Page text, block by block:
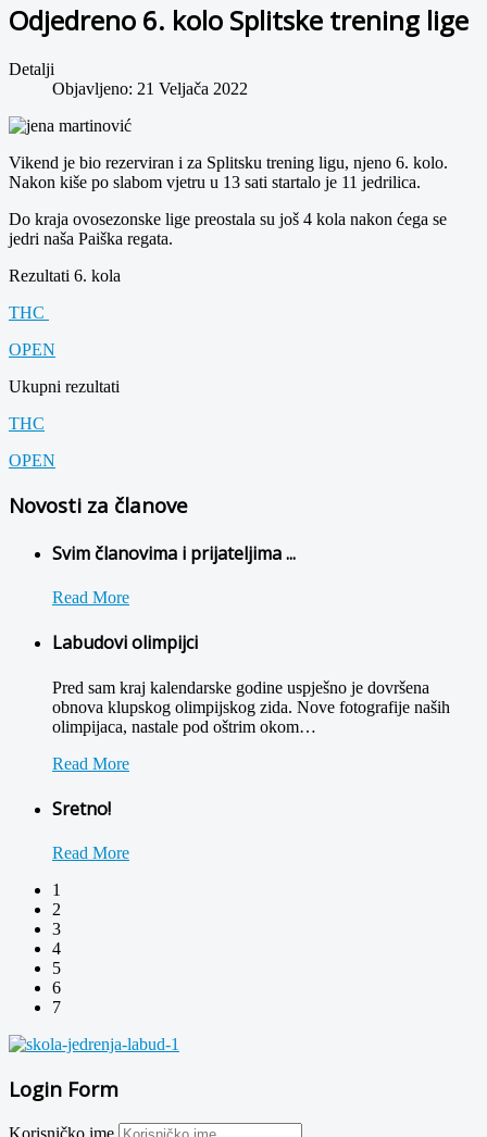
Odjedreno 6. kolo Splitske trening lige
Detalji
Objavljeno: 21 Veljača 2022
Vikend je bio rezerviran i za Splitsku trening ligu, njeno 6. kolo.
Nakon kiše po slabom vjetru u 13 sati startalo je 11 jedrilica.
Do kraja ovosezonske lige preostala su još 4 kola nakon ćega se
jedri naša Paiška regata.
Rezultati 6. kola
THC
OPEN
Ukupni rezultati
THC
OPEN
Novosti za članove
Svim članovima i prijateljima ...
Read More
Labudovi olimpijci
Pred sam kraj kalendarske godine uspješno je dovršena
obnova klupskog olimpijskog zida. Nove fotografije naših
olimpijaca, nastale pod oštrim okom…
Read More
Sretno!
Read More
1
2
3
4
5
6
7
Login Form
Korisničko ime